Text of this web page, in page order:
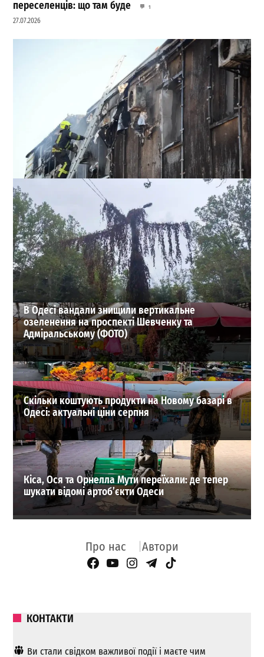
переселенців: що там буде
1
27.07.2026
На Миколаївській дорозі в Одесі гасили масштабну
пожежу на складі (фото, відео)
0
02.08.2026
ВИБІР РЕДАКЦІЇ
В Одесі вандали знищили вертикальне
озеленення на проспекті Шевченку та
Адміральському (ФОТО)
Скільки коштують продукти на Новому базарі в
Одесі: актуальні ціни серпня
Кіса, Ося та Орнелла Мути переїхали: де тепер
шукати відомі артоб’єкти Одеси
Про нас Автори
Facebook Page
YouTube
Instagram
Telegram
TikTok
КОНТАКТИ
Ви стали свідком важливої ​​події і маєте чим